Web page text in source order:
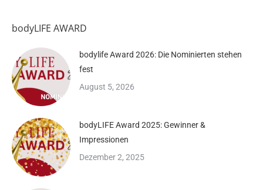
bodyLIFE AWARD
bodylife Award 2026: Die Nominierten stehen
fest
August 5, 2026
bodyLIFE Award 2025: Gewinner &
Impressionen
Dezember 2, 2025